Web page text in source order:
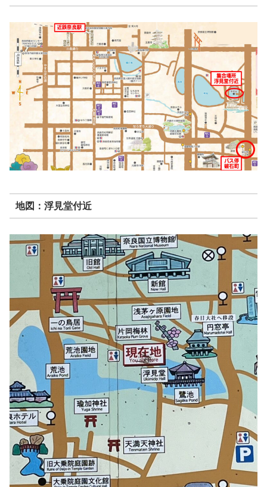
地図：浮見堂付近